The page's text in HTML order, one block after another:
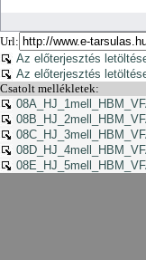
Url:
Az előterjesztés
Az előterjesztés
Csatolt mellékletek: